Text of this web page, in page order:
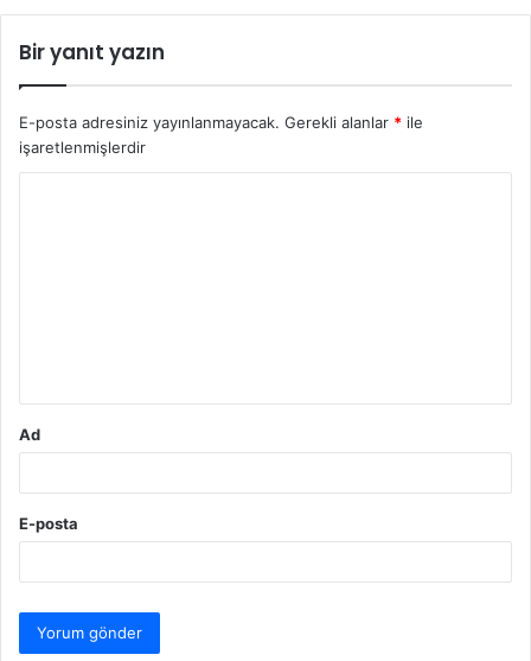
Bir yanıt yazın
E-posta adresiniz yayınlanmayacak. Gerekli alanlar * ile
işaretlenmişlerdir
Ad
E-posta